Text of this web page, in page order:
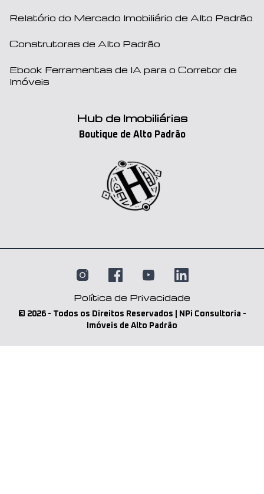
Relatório do Mercado Imobiliário de Alto Padrão
Construtoras de Alto Padrão
Ebook Ferramentas de IA para o Corretor de
Imóveis
Hub de Imobiliárias
Boutique de Alto Padrão
Política de Privacidade
© 2026- Todos os Direitos Reservados | NPi Consultoria -
Imóveis de Alto Padrão